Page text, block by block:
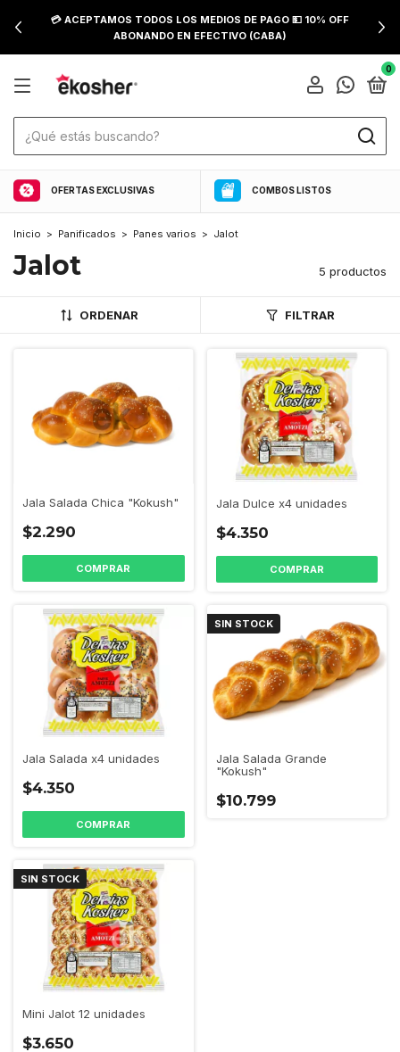
💳 ACEPTAMOS TODOS LOS MEDIOS DE PAGO 💵 10% OFF
ABONANDO EN EFECTIVO (CABA)
0
OFERTAS EXCLUSIVAS COMBOS LISTOS
Inicio > Panificados > Panes varios > Jalot
Jalot 5 productos
ORDENAR FILTRAR
Jala Salada Chica "Kokush"
$2.290
Jala Dulce x4 unidades
$4.350
Jala Salada x4 unidades
$4.350
SIN STOCK
Jala Salada Grande
"Kokush"
$10.799
SIN STOCK
Mini Jalot 12 unidades
$3.650